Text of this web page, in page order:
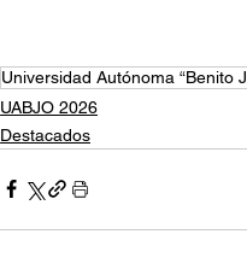
Universidad Autónoma “Benito
UABJO 2026
Destacados